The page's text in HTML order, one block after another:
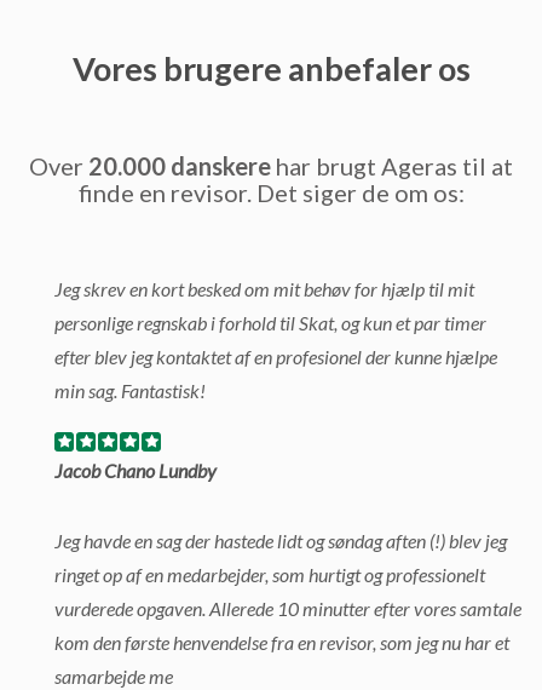
Vores brugere anbefaler os
Over 20.000 danskere har brugt Ageras til at
finde en revisor. Det siger de om os:
Jeg skrev en kort besked om mit behøv for hjælp til mit
personlige regnskab i forhold til Skat, og kun et par timer
efter blev jeg kontaktet af en profesionel der kunne hjælpe
min sag. Fantastisk!
Jacob Chano Lundby
Jeg havde en sag der hastede lidt og søndag aften (!) blev jeg
ringet op af en medarbejder, som hurtigt og professionelt
vurderede opgaven. Allerede 10 minutter efter vores samtale
kom den første henvendelse fra en revisor, som jeg nu har et
samarbejde me